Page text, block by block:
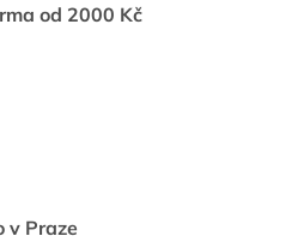
od 2000 Kč
v Praze